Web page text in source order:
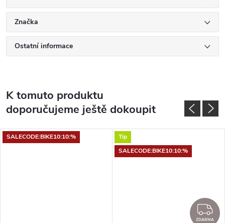
Značka
Ostatní informace
K tomuto produktu
doporučujeme ještě dokoupit
SALECODE:BIKE10:10:%
Tip
SALECODE:BIKE10:10:%
ZDARMA